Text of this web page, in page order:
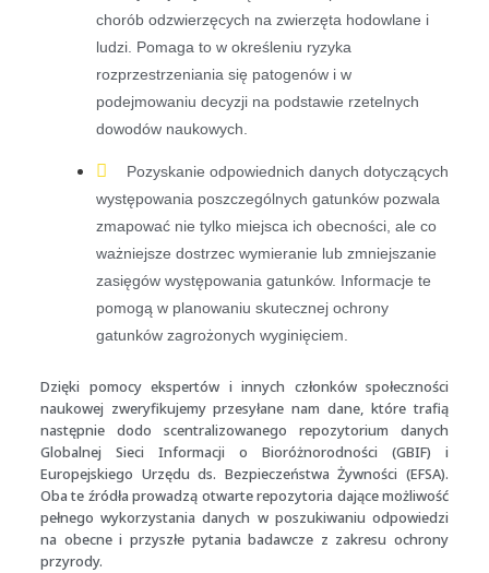
chorób odzwierzęcych na zwierzęta hodowlane i
ludzi. Pomaga to w określeniu ryzyka
rozprzestrzeniania się patogenów i w
podejmowaniu decyzji na podstawie rzetelnych
dowodów naukowych.
Pozyskanie odpowiednich danych dotyczących
występowania poszczególnych gatunków pozwala
zmapować nie tylko miejsca ich obecności, ale co
ważniejsze dostrzec wymieranie lub zmniejszanie
zasięgów występowania gatunków. Informacje te
pomogą w planowaniu skutecznej ochrony
gatunków zagrożonych wyginięciem.
Dzięki pomocy ekspertów i innych członków społeczności
naukowej zweryfikujemy przesyłane nam dane, które trafią
następnie dodo scentralizowanego repozytorium danych
Globalnej Sieci Informacji o Bioróżnorodności (GBIF) i
Europejskiego Urzędu ds. Bezpieczeństwa Żywności (EFSA).
Oba te źródła prowadzą otwarte repozytoria dające możliwość
pełnego wykorzystania danych w poszukiwaniu odpowiedzi
na obecne i przyszłe pytania badawcze z zakresu ochrony
przyrody.